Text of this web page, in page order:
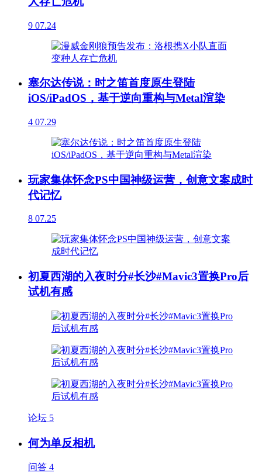
9 07.24
塞尔达传说：时之笛首度原生登陆
iOS/iPadOS，基于逆向重构与Metal渲染
4 07.29
玩家集体怀念PS中国神级运营，创意文案成时
代记忆
8 07.25
初夏西湖的入夜时分#长沙#Mavic3置换Pro后
试机有感
论坛 5
何为单反相机
问答 4